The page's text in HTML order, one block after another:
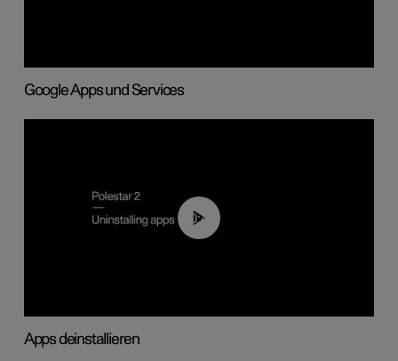
Google Apps und Services
00:44
Apps deinstallieren